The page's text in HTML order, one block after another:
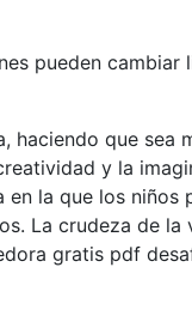
pueden cambiar
haciendo que sea
y la
la que los niños
La crudeza de la
gratis pdf